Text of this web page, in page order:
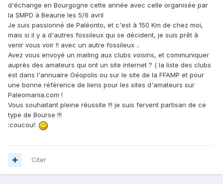
d'échange en Bourgogne cette année avec celle organisée par
la SMPD à Beaune les 5/6 avril
Je suis passionné de Paléonto, et c'est à 150 Km de chez moi,
mais si il y a d'autres fossileux qui se décident, je suis prêt à
venir vous voir !! avec un autre fossileux ..
Avez vous envoyé un mailing aux clubs voisins, et communiquer
auprès des amateurs qui ont un site internet ? ( la liste des clubs
est dans l'annuaire Géopolis ou sur le site de la FFAMP et pour
une bonne réfèrence de liens pour les sites d'amateurs sur
Paleomania.com !
Vous souhaitant pleine réussite !!! je suis fervent partisan de ce
type de Bourse !!!
:coucou!:
Citer